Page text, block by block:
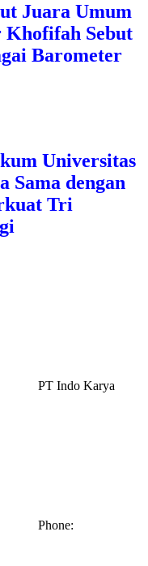
Juara Umum
Sebut
Barometer
Universitas
dengan
Tri
PT Indo Karya
Phone: